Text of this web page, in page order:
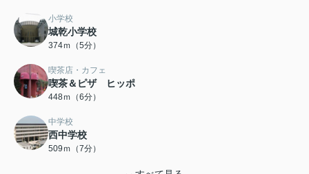
小学校
城乾小学校
374ｍ（5分）
喫茶店・カフェ
喫茶＆ピザ ヒッポ
448ｍ（6分）
中学校
西中学校
509ｍ（7分）